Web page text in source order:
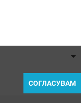
СОГЛАСУВАМ